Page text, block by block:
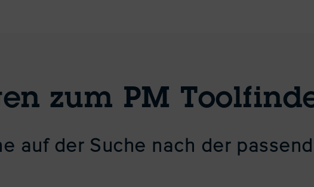
zum PM
auf der Suche nach der